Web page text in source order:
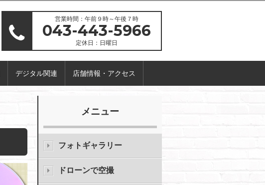
営業時間：午前９時～午後７時
043-443-5966
定休日：日曜日
デジタル関連 店舗情報・アクセス
メニュー
フォトギャラリー
ドローンで空撮